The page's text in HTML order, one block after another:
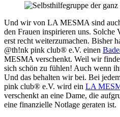
Und wir von LA MESMA sind
den Frauen inspirieren uns. Solche
erst recht weiterzumachen. Bisher
@th!nk pink club® e.V. einen
MESMA verschenkt. Weil wir
sich schön zu fühlen! Auch wenn
Und das behalten wir bei. Bei
pink club® e.V. wird ein LA
verschenkt an eine Dame, die
eine finanzielle Notlage geraten ist.